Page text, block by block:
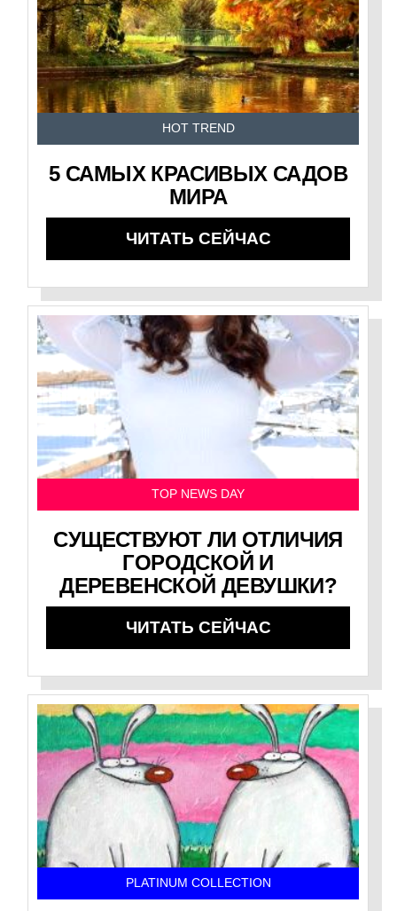
HOT TREND
5 САМЫХ КРАСИВЫХ САДОВ
МИРА
ЧИТАТЬ СЕЙЧАС
TOP NEWS DAY
СУЩЕСТВУЮТ ЛИ ОТЛИЧИЯ
ГОРОДСКОЙ И
ДЕРЕВЕНСКОЙ ДЕВУШКИ?
ЧИТАТЬ СЕЙЧАС
PLATINUM COLLECTION